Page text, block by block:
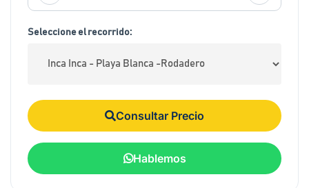
Seleccione el recorrido:
Consultar Precio
Hablemos